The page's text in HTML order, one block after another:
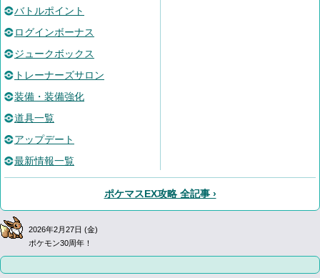
バトルポイント
ログインボーナス
ジュークボックス
トレーナーズサロン
装備・装備強化
道具一覧
アップデート
最新情報一覧
ポケマスEX攻略 全記事 ›
2026年2月27日 (金)
ポケモン30周年！